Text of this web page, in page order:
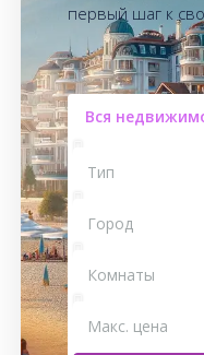
первый шаг к
Вся
Тип
Город
Комнаты
Макс. цена